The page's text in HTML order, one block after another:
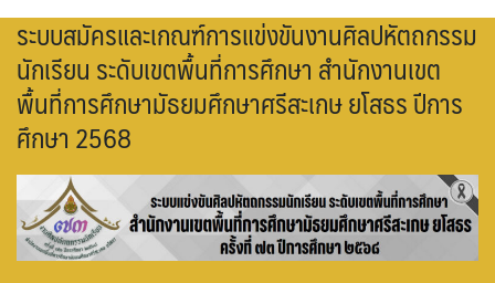
ระบบสมัครและเกณฑ์การแข่งขันงานศิลปหัตถกรรม
นักเรียน ระดับเขตพื้นที่การศึกษา สำนักงานเขต
พื้นที่การศึกษามัธยมศึกษาศรีสะเกษ ยโสธร ปีการ
ศึกษา 2568